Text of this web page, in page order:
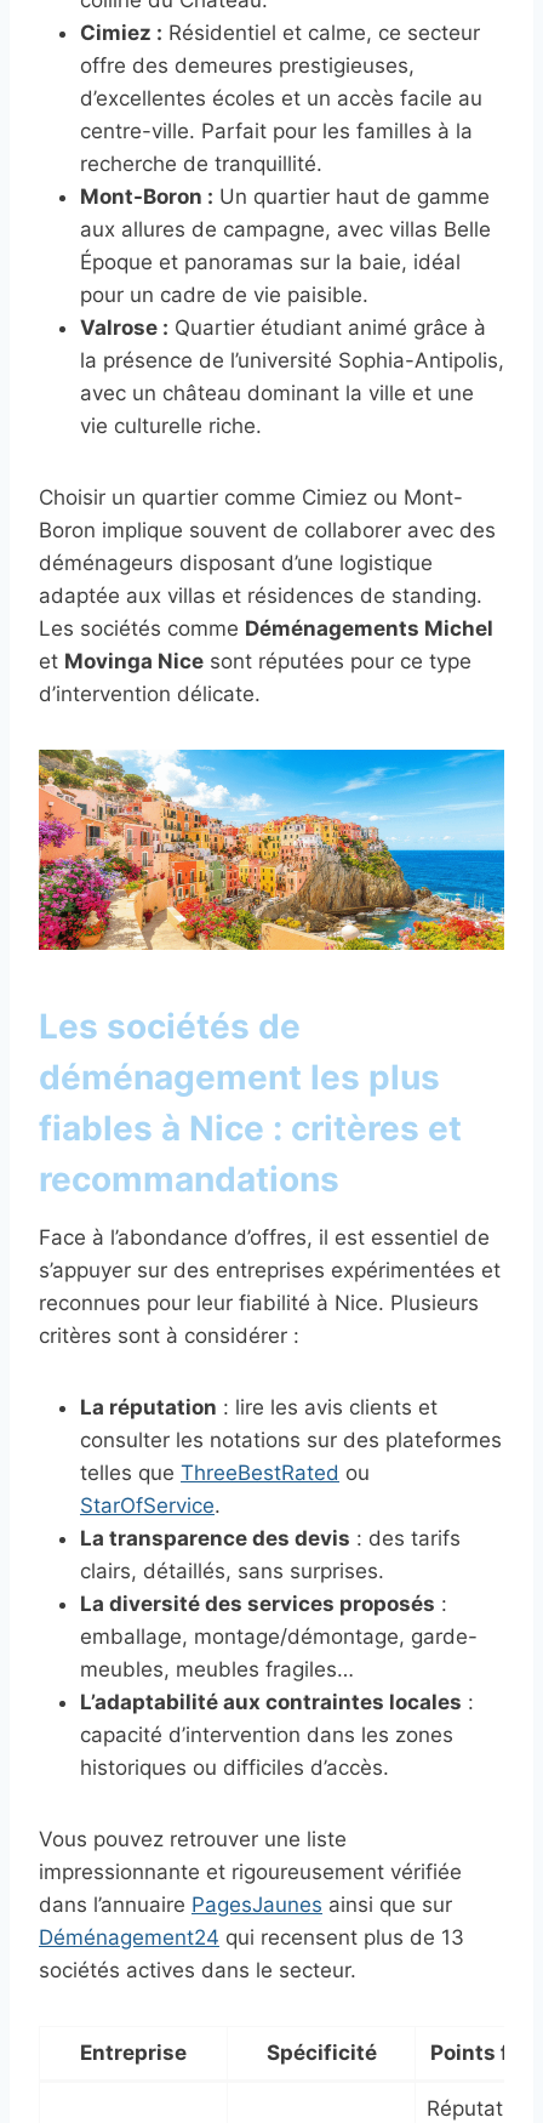
Cimiez : Résidentiel et calme, ce secteur
offre des demeures prestigieuses,
d’excellentes écoles et un accès facile au
centre-ville. Parfait pour les familles à la
recherche de tranquillité.
Mont-Boron : Un quartier haut de gamme
aux allures de campagne, avec villas Belle
Époque et panoramas sur la baie, idéal
pour un cadre de vie paisible.
Valrose : Quartier étudiant animé grâce à
la présence de l’université Sophia-Antipolis,
avec un château dominant la ville et une
vie culturelle riche.
Choisir un quartier comme Cimiez ou Mont-
Boron implique souvent de collaborer avec des
déménageurs disposant d’une logistique
adaptée aux villas et résidences de standing.
Les sociétés comme Déménagements Michel
et Movinga Nice sont réputées pour ce type
d’intervention délicate.
Les sociétés de
déménagement les plus
fiables à Nice : critères et
recommandations
Face à l’abondance d’offres, il est essentiel de
s’appuyer sur des entreprises expérimentées et
reconnues pour leur fiabilité à Nice. Plusieurs
critères sont à considérer :
La réputation : lire les avis clients et
consulter les notations sur des plateformes
telles que ThreeBestRated ou
StarOfService.
La transparence des devis : des tarifs
clairs, détaillés, sans surprises.
La diversité des services proposés :
emballage, montage/démontage, garde-
meubles, meubles fragiles…
L’adaptabilité aux contraintes locales :
capacité d’intervention dans les zones
historiques ou difficiles d’accès.
Vous pouvez retrouver une liste
impressionnante et rigoureusement vérifiée
dans l’annuaire PagesJaunes ainsi que sur
Déménagement24 qui recensent plus de 13
sociétés actives dans le secteur.
Entreprise Spécificité Points
Réputation